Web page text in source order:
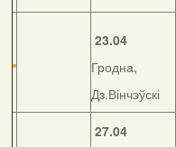
23.04
Гродна,
Дз.Вінчэўскі
27.04